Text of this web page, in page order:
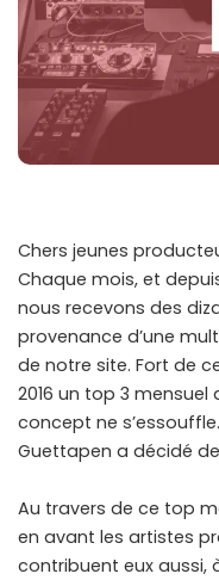
Chers jeunes
Chaque mois, et
nous recevons des
provenance d’une
de notre site. Fort de
2016 un top 3
concept ne
Guettapen a décidé
Au travers de ce top
en avant les artistes
contribuent eux aussi,